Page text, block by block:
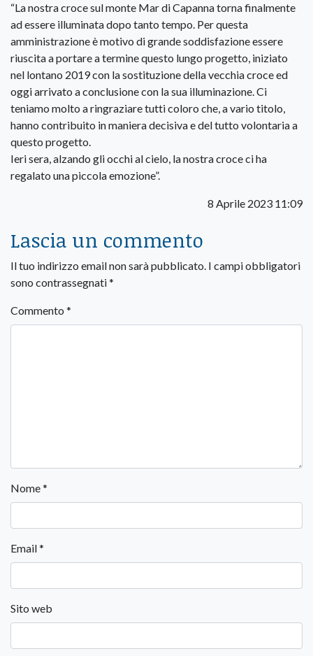
“La nostra croce sul monte Mar di Capanna torna finalmente
ad essere illuminata dopo tanto tempo. Per questa
amministrazione è motivo di grande soddisfazione essere
riuscita a portare a termine questo lungo progetto, iniziato
nel lontano 2019 con la sostituzione della vecchia croce ed
oggi arrivato a conclusione con la sua illuminazione. Ci
teniamo molto a ringraziare tutti coloro che, a vario titolo,
hanno contribuito in maniera decisiva e del tutto volontaria a
questo progetto.
Ieri sera, alzando gli occhi al cielo, la nostra croce ci ha
regalato una piccola emozione”.
8 Aprile 2023 11:09
Lascia un commento
Il tuo indirizzo email non sarà pubblicato. I campi obbligatori
sono contrassegnati*
Commento *
Nome*
Email*
Sito web